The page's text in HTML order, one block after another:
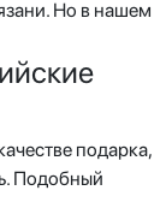
Но в нашем
подарка,
Подобный